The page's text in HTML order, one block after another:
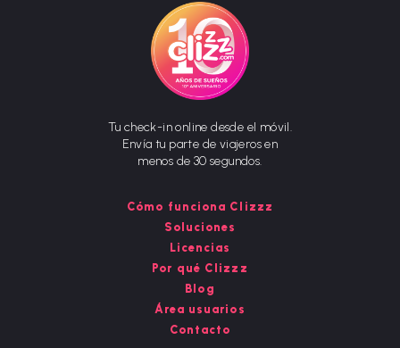
Tu check-in online desde el móvil.
Envía tu parte de viajeros en
menos de 30 segundos.
Cómo funciona Clizzz
Soluciones
Licencias
Por qué Clizzz
Blog
Área usuarios
Contacto